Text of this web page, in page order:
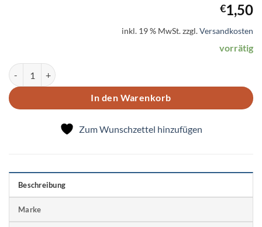
€1,50
inkl. 19 % MwSt.zzgl.Versandkosten
vorrätig
Postkarte Seegelflug Adler Freiheit Menge
In den Warenkorb
Zum Wunschzettel hinzufügen
Beschreibung
Marke